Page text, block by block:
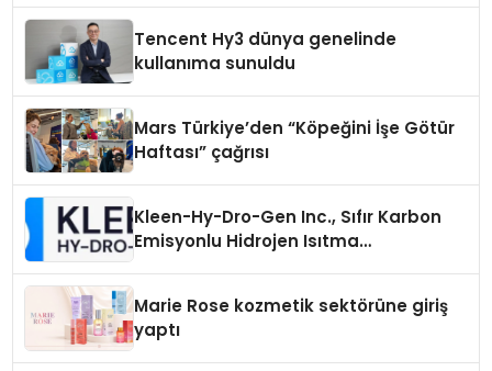
Tencent Hy3 dünya genelinde
kullanıma sunuldu
Mars Türkiye’den “Köpeğini İşe Götür
Haftası” çağrısı
Kleen-Hy-Dro-Gen Inc., Sıfır Karbon
Emisyonlu Hidrojen Isıtma
Marie Rose kozmetik sektörüne giriş
yaptı